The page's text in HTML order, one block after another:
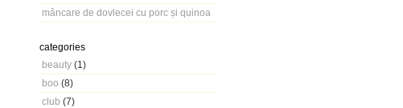
mâncare de dovlecei cu porc și quinoa
categories
beauty (1)
boo (8)
club (7)